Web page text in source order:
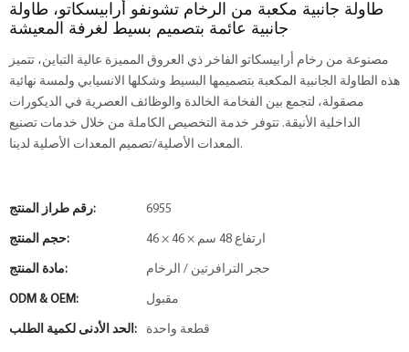
طاولة جانبية مكعبة من الرخام تشونفو أرابيسكاتو، طاولة
جانبية عائمة بتصميم بسيط لغرفة المعيشة
مصنوعة من رخام أرابيسكاتو الفاخر ذي العروق المميزة عالية التباين، تتميز
هذه الطاولة الجانبية المكعبة بتصميمها البسيط وشكلها الانسيابي ولمسة نهائية
مصقولة، لتجمع بين الفخامة الخالدة والوظائف العصرية في الديكورات
الداخلية الأنيقة. تتوفر خدمة التخصيص الكاملة من خلال خدمات تصنيع
المعدات الأصلية/تصميم المعدات الأصلية لدينا.
رقم طراز المنتج: 6955
حجم المنتج: 46 × 46 × ارتفاع 48 سم
مادة المنتج: حجر الترافرتين / الرخام
ODM & OEM: مقبول
الحد الأدنى لكمية الطلب: قطعة واحدة